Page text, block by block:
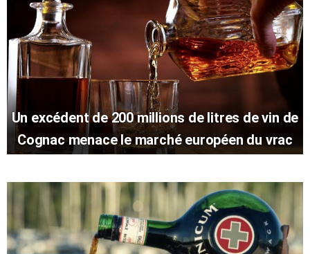
Un excédent de 200 millions de litres de vin de
Cognac menace le marché européen du vrac